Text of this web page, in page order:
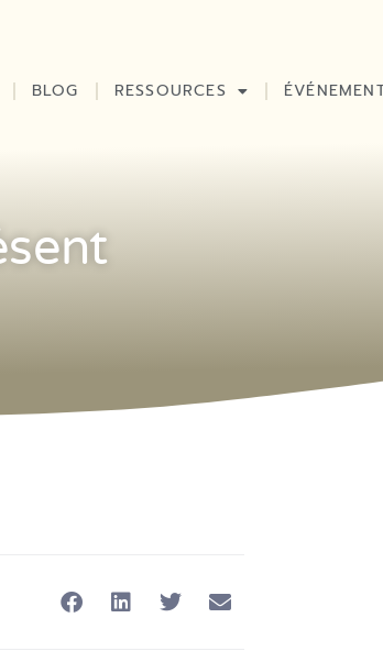
BLOG RESSOURCES